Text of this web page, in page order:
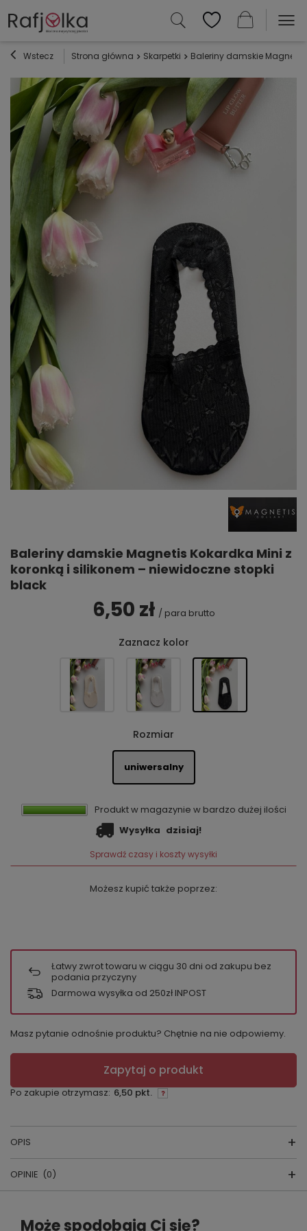
Wstecz Strona główna Skarpetki Baleriny damskie Magnetis
Baleriny damskie Magnetis Kokardka Mini z
koronką i silikonem – niewidoczne stopki
black
6,50 zł / para brutto
Zaznacz kolor
Rozmiar
uniwersalny
Produkt w magazynie w bardzo dużej ilości
Wysyłka dzisiaj!
Sprawdź czasy i koszty wysyłki
Możesz kupić także poprzez:
Łatwy zwrot towaru w ciągu 30 dni od zakupu bez
podania przyczyny
Darmowa wysyłka od 250zł INPOST
Masz pytanie odnośnie produktu? Chętnie na nie odpowiemy.
Zapytaj o produkt
Po zakupie otrzymasz: 6,50 pkt.
OPIS
Balerinki damskie
Magnetis
OPINIE (0)
Napisz swoją opinię
Może spodobają Ci się?